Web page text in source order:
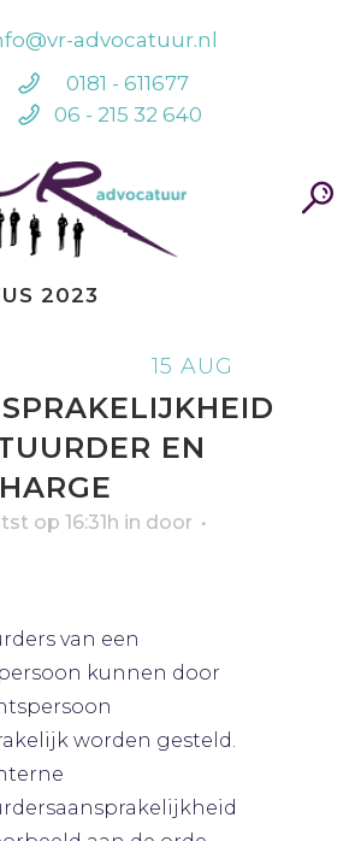
advocatuur.nl
0181 - 611677
06 - 215 32 640
2023
15 AUG
EN
op 16:31h in door
van een
kunnen door
worden gesteld.